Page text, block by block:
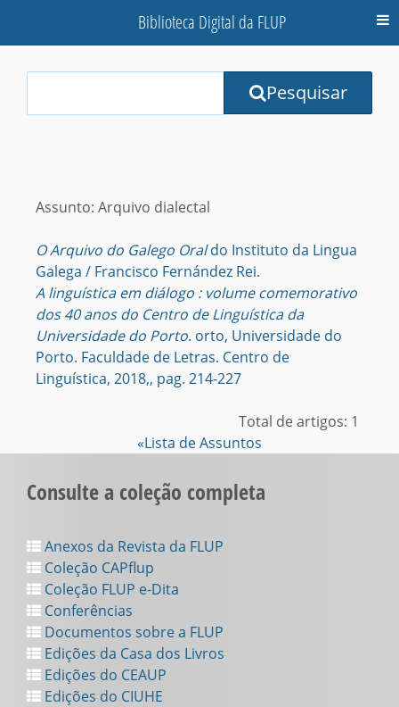
Biblioteca Digital da FLUP
Terms:
Pesquisar
Assunto: Arquivo dialectal
O Arquivo do Galego Oraldo Instituto da Lingua
Galega / Francisco Fernández Rei.
A linguística em diálogo : volume comemorativo
dos 40 anos do Centro de Linguística da
Universidade do Porto. orto, Universidade do
Porto. Faculdade de Letras. Centro de
Linguística, 2018,, pag. 214-227
Total de artigos: 1
«Lista de Assuntos
Consulte a coleção completa
Anexos da Revista da FLUP
Coleção CAPflup
Coleção FLUP e-Dita
Conferências
Documentos sobre a FLUP
Edições da Casa dos Livros
Edições do CEAUP
Edições do CIUHE